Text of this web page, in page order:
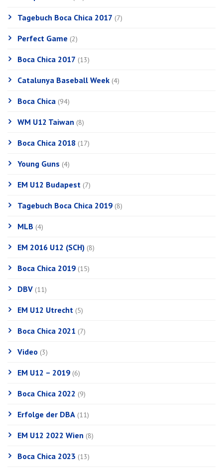
Tagebuch Boca Chica 2017 (7)
Perfect Game (2)
Boca Chica 2017 (13)
Catalunya Baseball Week (4)
Boca Chica (94)
WM U12 Taiwan (8)
Boca Chica 2018 (17)
Young Guns (4)
EM U12 Budapest (7)
Tagebuch Boca Chica 2019 (8)
MLB (4)
EM 2016 U12 (SCH) (8)
Boca Chica 2019 (15)
DBV (11)
EM U12 Utrecht (5)
Boca Chica 2021 (7)
Video (3)
EM U12 – 2019 (6)
Boca Chica 2022 (9)
Erfolge der DBA (11)
EM U12 2022 Wien (8)
Boca Chica 2023 (13)